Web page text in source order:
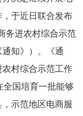
于近日联合发布
务进农村综合示范
知》）。《通
村综合示范工作
全国培育一批能够
示范地区电商服